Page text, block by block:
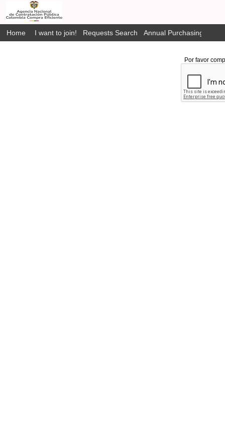
Home I want to join! Requests Search Annual Purchasing Plan
Por favor